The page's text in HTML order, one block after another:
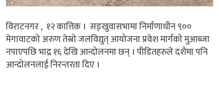
विराटनगर , १२ कात्तिक । सङ्खुवासभामा निर्माणाधीन ९००
मेगावाटको अरुण तेस्रो जलविद्युत् आयोजना प्रवेश मार्गको मुआब्जा
नपाएपछि भाद्र १६ देखि आन्दोलनमा छन् । पीडितहरुले दशैमा पनि
आन्दोलनलाई निरन्तरता दिए ।